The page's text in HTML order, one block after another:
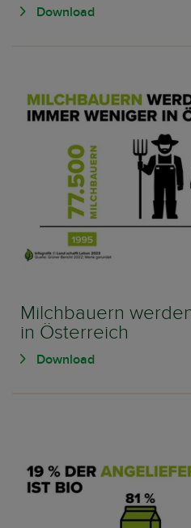
Download
Milchbauern
in Österreich
Download